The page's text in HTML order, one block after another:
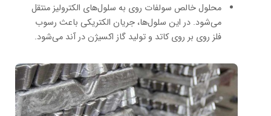
محلول خالص سولفات روی به سلول‌های الکترولیز منتقل
می‌شود. در این سلول‌ها، جریان الکتریکی باعث رسوب
فلز روی بر روی کاتد و تولید گاز اکسیژن در آند می‌شود.